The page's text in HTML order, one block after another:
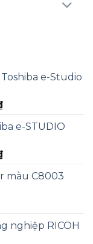
e-Studio
Giá
tại
13.000.000₫.
e-STUDIO
Giá
tạimàu C8003
nghiệp RICOH